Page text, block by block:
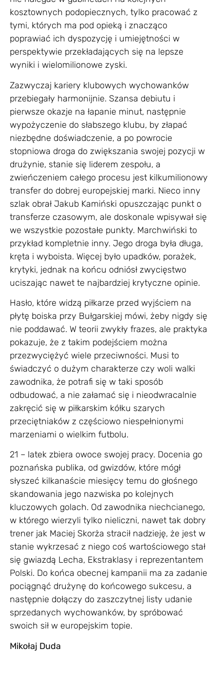
kosztownych podopiecznych, tylko pracować z
tymi, których ma pod opieką i znacząco
poprawiać ich dyspozycję i umiejętności w
perspektywie przekładających się na lepsze
wyniki i wielomilionowe zyski.
Zazwyczaj kariery klubowych wychowanków
przebiegały harmonijnie. Szansa debiutu i
pierwsze okazje na łapanie minut, następnie
wypożyczenie do słabszego klubu, by złapać
niezbędne doświadczenie, a po powrocie
stopniowa droga do zwiększania swojej pozycji w
drużynie, stanie się liderem zespołu, a
zwieńczeniem całego procesu jest kilkumilionowy
transfer do dobrej europejskiej marki. Nieco inny
szlak obrał Jakub Kamiński opuszczając punkt o
transferze czasowym, ale doskonale wpisywał się
we wszystkie pozostałe punkty. Marchwiński to
przykład kompletnie inny. Jego droga była długa,
kręta i wyboista. Więcej było upadków, porażek,
krytyki, jednak na końcu odniósł zwycięstwo
uciszając nawet te najbardziej krytyczne opinie.
Hasło, które widzą piłkarze przed wyjściem na
płytę boiska przy Bułgarskiej mówi, żeby nigdy się
nie poddawać. W teorii zwykły frazes, ale praktyka
pokazuje, że z takim podejściem można
przezwyciężyć wiele przeciwności. Musi to
świadczyć o dużym charakterze czy woli walki
zawodnika, że potrafi się w taki sposób
odbudować, a nie załamać się i nieodwracalnie
zakręcić się w piłkarskim kółku szarych
przeciętniaków z częściowo niespełnionymi
marzeniami o wielkim futbolu.
21 – latek zbiera owoce swojej pracy. Docenia go
poznańska publika, od gwizdów, które mógł
słyszeć kilkanaście miesięcy temu do głośnego
skandowania jego nazwiska po kolejnych
kluczowych golach. Od zawodnika niechcianego,
w którego wierzyli tylko nieliczni, nawet tak dobry
trener jak Maciej Skorża stracił nadzieję, że jest w
stanie wykrzesać z niego coś wartościowego stał
się gwiazdą Lecha, Ekstraklasy i reprezentantem
Polski. Do końca obecnej kampanii ma za zadanie
pociągnąć drużynę do końcowego sukcesu, a
następnie dołączy do zaszczytnej listy udanie
sprzedanych wychowanków, by spróbować
swoich sił w europejskim topie.
Mikołaj Duda